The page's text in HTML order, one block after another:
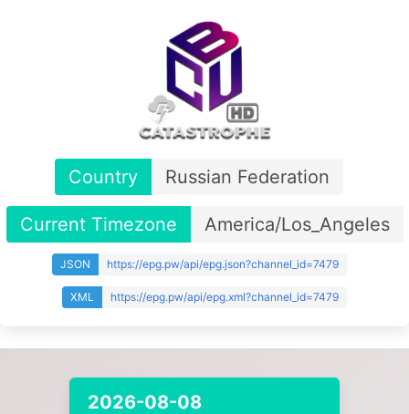
Country Russian Federation
Current Timezone America/Los_Angeles
JSON https://epg.pw/api/epg.json?channel_id=7479
XML https://epg.pw/api/epg.xml?channel_id=7479
2026-08-08